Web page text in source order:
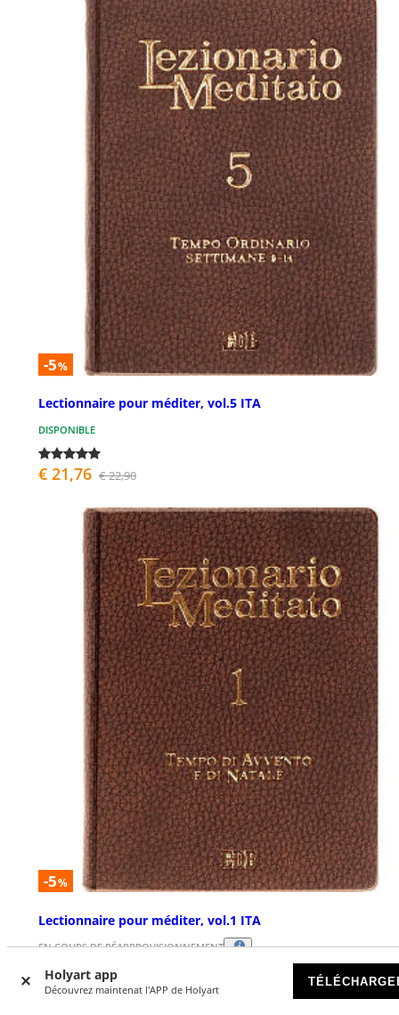
Holyart app
Découvrez maintenat l'APP de Holyart
-5%
Lectionnaire pour méditer, vol.5 ITA
DISPONIBLE
€ 21,76 € 22,90
-5%
Lectionnaire pour méditer, vol.1 ITA
EN COURS DE RÉAPPROVISIONNEMENT
€ 21,76 € 22,90